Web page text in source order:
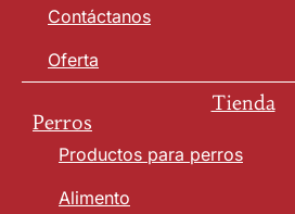
Contáctanos
Oferta
Tienda
Perros
Productos para perros
Alimento